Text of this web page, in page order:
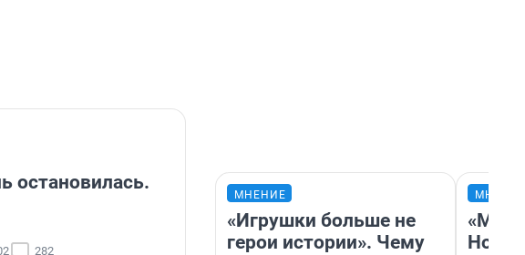
остановилась.
282
МНЕНИЕ
«Игрушки больше не
герои истории». Чему
«Мы